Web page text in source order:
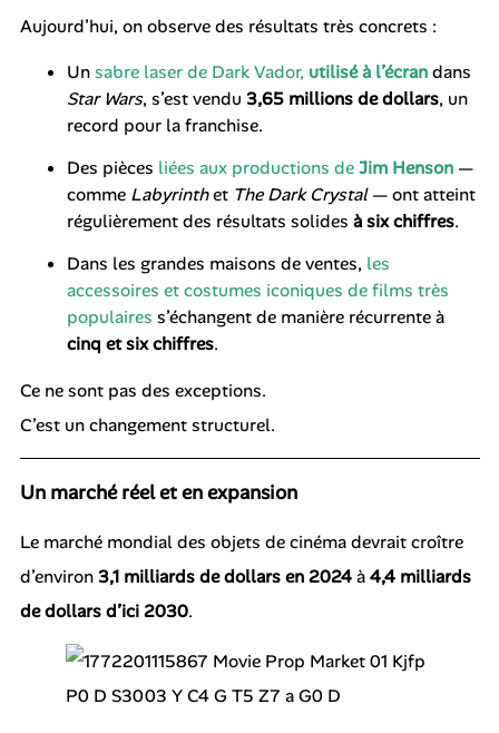
Aujourd’hui, on observe des résultats très concrets :
Unsabre laser de Dark Vador, utilisé à l’écrandans
Star Wars, s’est vendu 3,65 millions de dollars, un
record pour la franchise.
Des pièces liées aux productions deJim Henson —
comme Labyrinthet The Dark Crystal— ont atteint
régulièrement des résultats solides à six chiffres.
Dans les grandes maisons de ventes, les
accessoires et costumes iconiques de films très
populaires s’échangent de manière récurrente à
cinq et six chiffres.
Ce ne sont pas des exceptions.
C’est un changement structurel.
Un marché réel et en expansion
Le marché mondial des objets de cinéma devrait croître
d’environ 3,1 milliards de dollars en 2024à4,4 milliards
de dollars d’ici 2030.